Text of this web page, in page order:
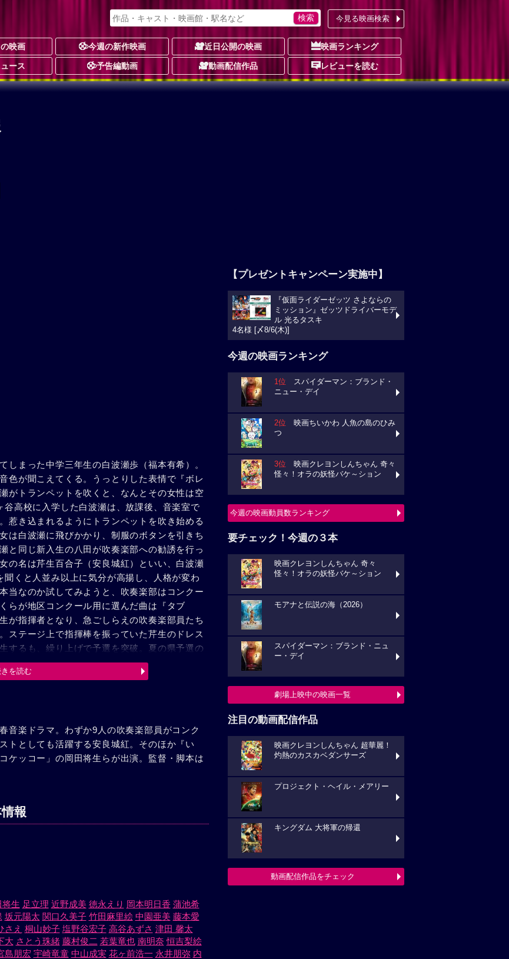
今見る映画検索
映画 今週の新作映画 近日公開の映画 映画ランキング
ース 予告編動画 動画配信作品 レビューを読む
しまった中学三年生の白波瀬歩（福本有希）。
色が聞こえてくる。うっとりした表情で『ボレ
がトランペットを吹くと、なんとその女性は空
高校に入学した白波瀬は、放課後、音楽室で
惹き込まれるようにトランペットを吹き始める
は白波瀬に飛びかかり、制服のボタンを引きち
と同じ新入生の八田が吹奏楽部への勧誘を行っ
の名は芹生百合子（安良城紅）といい、白波瀬
くと人並み以上に気分が高揚し、人格が変わ
当なのか試してみようと、吹奏楽部はコンクー
らが地区コンクール用に選んだ曲は『タブ
が指揮者となり、急ごしらえの吹奏楽部員たち
ステージ上で指揮棒を振っていた芹生のドレス
するも、繰り上げで予選を突破。夏の県予選の
』の練習に励む部員たちだったが、なかなか芹
そんなある日、芹生の服が脱げた事件を知った
でいた芹生の耳に『ボレロ』が聞こえてくる。
を読む
音楽ドラマ。わずか9人の吹奏楽部員がコンク
トとしても活躍する安良城紅。そのほか『い
ケッコー」の岡田将生らが出演。監督・脚本は
報
将生 足立理 近野成美 徳永えり 岡本明日香 蒲池希
坂元陽太 関口久美子 竹田麻里絵 中園亜美 藤本愛
さえ 桐山妙子 塩野谷宏子 高谷あずさ 津田 馨太
大 さとう珠緒 藤村俊二 若葉竜也 南明奈 恒吉梨絵
島朋宏 宇崎竜童 中山成実 花ヶ前浩一 永井朋弥 内
【プレゼントキャンペーン実施中】
『仮面ライダーゼッツ さよならの
ミッション』ゼッツドライバーモデ
ル 光るタスキ
4名様 [〆8/6(木)]
今週の映画ランキング
1位 スパイダーマン：ブランド・
ニュー・デイ
2位 映画ちいかわ 人魚の島のひみ
つ
3位 映画クレヨンしんちゃん 奇々
怪々！オラの妖怪バケ～ション
今週の映画動員数ランキング
要チェック！今週の３本
映画クレヨンしんちゃん 奇々
怪々！オラの妖怪バケ～ション
モアナと伝説の海（2026）
スパイダーマン：ブランド・ニュ
ー・デイ
劇場上映中の映画一覧
注目の動画配信作品
映画クレヨンしんちゃん 超華麗！
灼熱のカスカベダンサーズ
プロジェクト・ヘイル・メアリー
キングダム 大将軍の帰還
動画配信作品をチェック